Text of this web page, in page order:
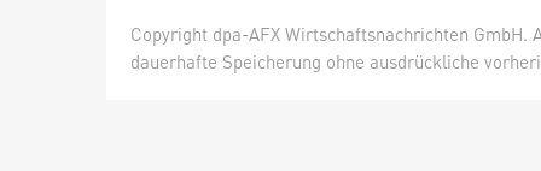
Copyright dpa-AFX Wirtschaftsnachrichten
dauerhafte Speicherung ohne ausdrückliche